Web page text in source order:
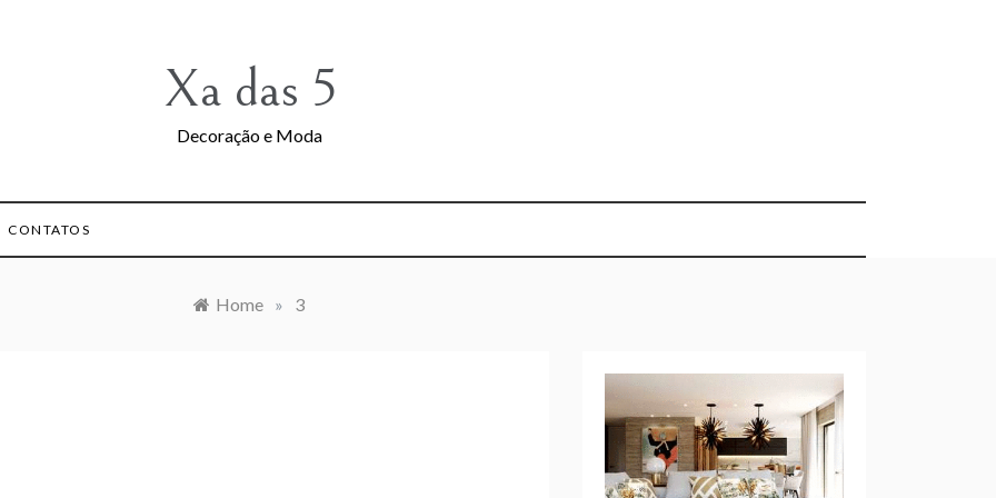
Xa das 5
Decoração e Moda
CONTATOS
Home » 3